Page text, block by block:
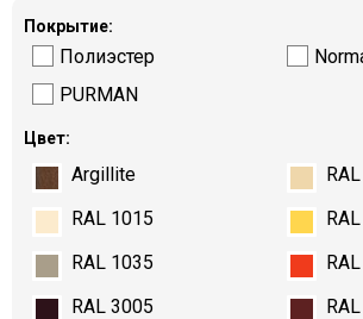
Покрытие:
Полиэстер
PURMAN
Цвет:
Argillite
RAL 1015
RAL 1035
RAL 3005